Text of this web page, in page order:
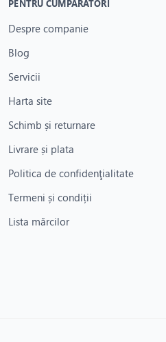
PENTRU CUMPĂRĂTORI
Despre companie
Blog
Servicii
Harta site
Schimb și returnare
Livrare și plata
Politica de confidenţialitate
Termeni și condiții
Lista mărcilor